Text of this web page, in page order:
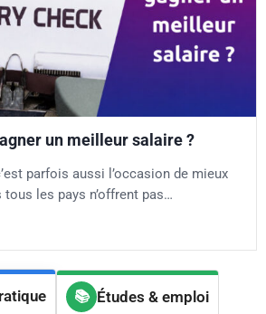
un meilleur salaire ?
parfois aussi l’occasion de mieux
les pays n’offrent pas…
Études & emploi